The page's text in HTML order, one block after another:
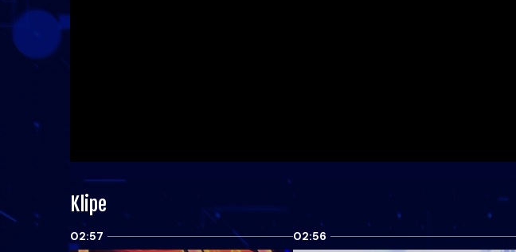
Klipe
02:57 02:56